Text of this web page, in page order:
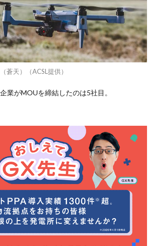
蒼天）（ACSL提供）
業がMOUを締結したのは5社目。